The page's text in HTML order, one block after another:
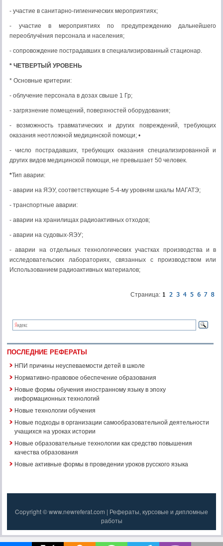
- участие в санитарно-гигиенических ме­роприятиях;
- участие в мероприятиях по предупреж­дению дальнейшего
переоблучёния персона­ла и населения;
- сопровождение пострадавших в специализированный стационар.
* ЧЕТВЕРТЫЙ УРОВЕНЬ
* Основные критерии:
- облучение персонала в дозах свыше 1 Гр;
- загрязнение помещений, поверхностей оборудования;
- возможность травматических и других повреждений, требующих
оказания неотлож­ной медицинской помощи; •
- число пострадавших, требующих ока­зания специализированной и
других видов медицинской помощи, не превышает 50 чело­век.
*Тип аварии:
- аварии на ЯЭУ, соответствующие 5-4-му уровням шкалы МАГАТЭ;
- транспортные аварии:
- аварии на хранилищах радиоактивных отходов;
- аварии на судовых-ЯЭУ;
- аварии на отдельных технологических участках производства и в
исследовательских лабораториях, связанных с производством или
Использованием радиоактивных ма­териалов;
Страница:
ПОСЛЕДНИЕ РЕФЕРАТЫ
НПИ причины неуспеваемости детей в школе
Нормативно-правовое обеспечение образования
Новые формы обучения иностранному языку в эпоху
информационных технологий
Новые технологии обучения
Новые подходы в организации самообразовательной деятельности
учащихся на уроках истории
Новые образовательные технологии как средство повышения
качества образования
Новые активные формы в проведении уроков русского языка
Copyright © www.newreferat.com | Рефераты, курсовые и дипломные
работы